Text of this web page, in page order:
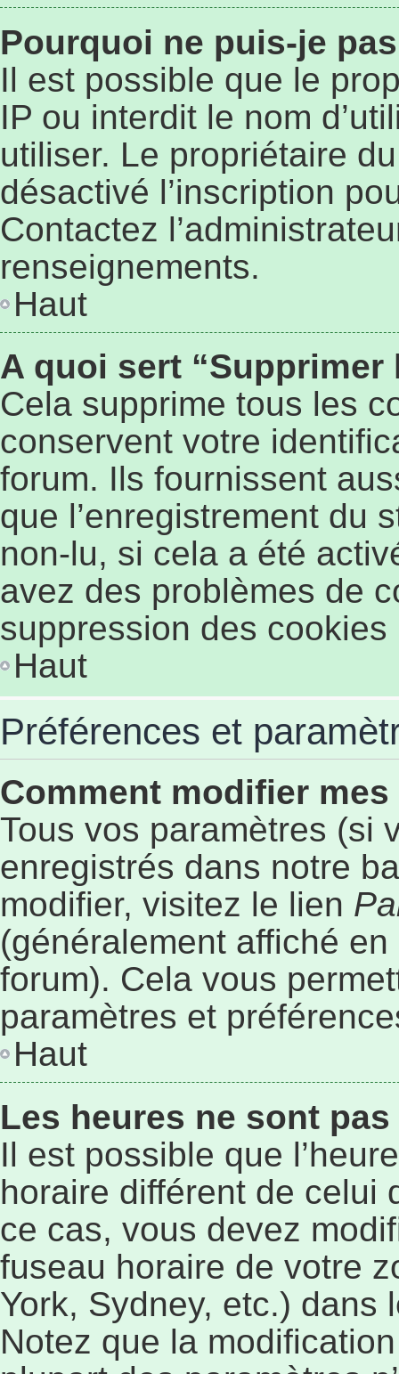
Pourquoi ne puis-je
Il est possible que le
IP ou interdit le nom
utiliser. Le propriétaire
désactivé l’inscription
Contactez
renseignements.
Haut
A quoi sert
Cela supprime tous les
conservent votre
forum. Ils fournissent
que l’enregistrement du
non-lu, si cela a été
avez des problèmes de
suppression des
Haut
Préférences et
Comment modifier
Tous vos paramètres (si
enregistrés dans notre
modifier, visitez le lien
(généralement affiché
forum). Cela vous
paramètres et
Haut
Les heures ne sont
Il est possible que
horaire différent de celui
ce cas, vous devez
fuseau horaire de votre
York, Sydney, etc.) dans
Notez que la